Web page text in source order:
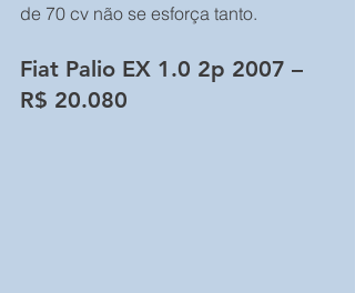
de 70 cv não se esforça tanto.
Fiat Palio EX 1.0 2p 2007 –
R$ 20.080